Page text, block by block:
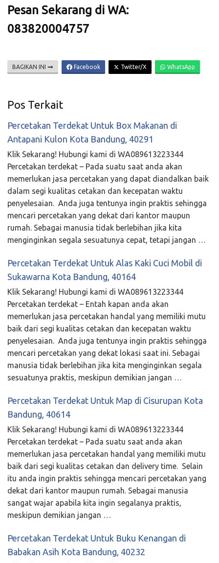
Pesan Sekarang di WA:
083820004757
BAGIKAN INI Facebook Twitter/X WhatsApp
Pos Terkait
Percetakan Terdekat Untuk Box Makanan di
Antapani Kulon Kota Bandung, 40291
Klik Sekarang! Hubungi kami di WA089613223344
Percetakan terdekat – Pada suatu saat anda akan
memerlukan jasa percetakan yang dapat diandalkan baik
dalam segi kualitas cetakan dan kecepatan waktu
penyelesaian. Anda juga tentunya ingin praktis sehingga
mencari percetakan yang dekat dari kantor maupun
rumah. Sebagai manusia tidak berlebihan jika kita
menginginkan segala sesuatunya cepat, tetapi jangan …
Percetakan Terdekat Untuk Alas Kaki Cuci Mobil di
Sukawarna Kota Bandung, 40164
Klik Sekarang! Hubungi kami di WA089613223344
Percetakan terdekat – Entah kapan anda akan
memerlukan jasa percetakan handal yang memiliki mutu
baik dari segi kualitas cetakan dan kecepatan waktu
penyelesaian. Anda juga tentunya ingin praktis sehingga
mencari percetakan yang dekat lokasi saat ini. Sebagai
manusia tidak berlebihan jika kita menginginkan segala
sesuatunya praktis, meskipun demikian jangan …
Percetakan Terdekat Untuk Map di Cisurupan Kota
Bandung, 40614
Klik Sekarang! Hubungi kami di WA089613223344
Percetakan terdekat – Pada suatu saat anda akan
memerlukan jasa percetakan handal yang memiliki mutu
baik dari segi kualitas cetakan dan delivery time. Selain
itu anda ingin praktis sehingga mencari percetakan yang
dekat dari kantor maupun rumah. Sebagai manusia
sangat wajar apabila kita ingin segalanya praktis,
meskipun demikian jangan …
Percetakan Terdekat Untuk Buku Kenangan di
Babakan Asih Kota Bandung, 40232